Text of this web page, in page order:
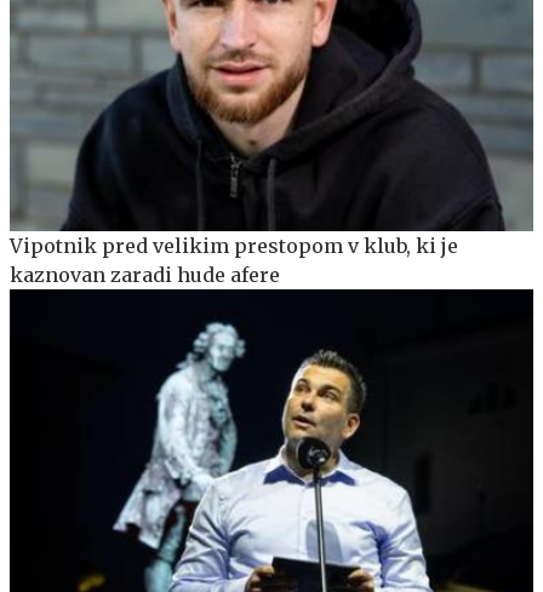
Vipotnik pred velikim prestopom v klub, ki je
kaznovan zaradi hude afere